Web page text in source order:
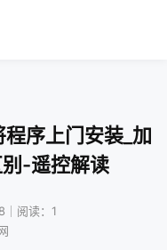
序上门安装_加
-遥控解读
阅读：1